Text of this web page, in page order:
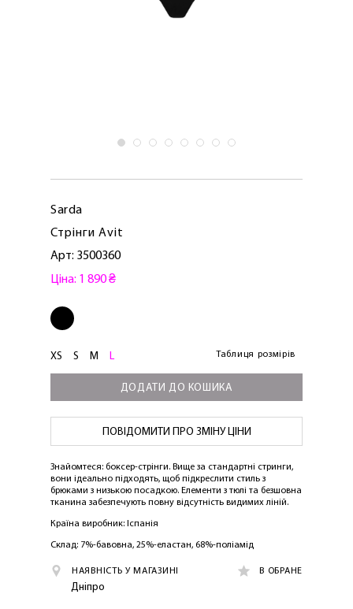
Sarda
Стрінги Avit
Арт: 3500360
Ціна: 1 890 ₴
XS S M L Таблиця розмірів
ДОДАТИ ДО КОШИКА
ПОВІДОМИТИ ПРО ЗМІНУ ЦІНИ
Знайомтеся: боксер-стрінги. Вище за стандартні стринги,
вони ідеально підходять, щоб підкреслити стиль з
брюками з низькою посадкою. Елементи з тюлі та безшовна
тканина забезпечують повну відсутність видимих ​​ліній.
Країна виробник: Іспанія
Склад: 7%-бавовна, 25%-еластан, 68%-поліамід
НАЯВНІСТЬ У МАГАЗИНІ В ОБРАНЕ
Дніпро